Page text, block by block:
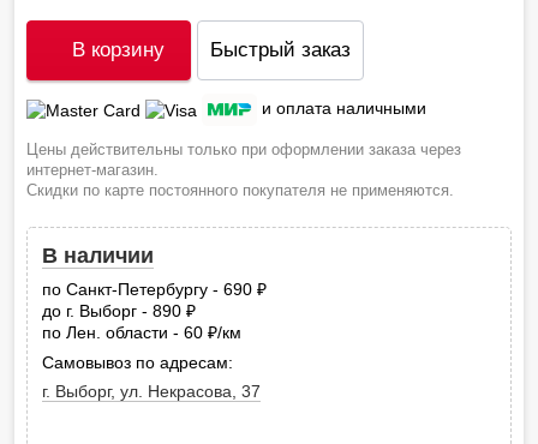
В корзину Быстрый заказ
и оплата наличными
Цены действительны только при оформлении заказа через
интернет-магазин.
Скидки по карте постоянного покупателя не применяются.
В наличии
по Санкт-Петербургу - 690
до г. Выборг - 890
по Лен. области - 60
руб.
/км
Самовывоз по адресам:
г. Выборг, ул. Некрасова, 37